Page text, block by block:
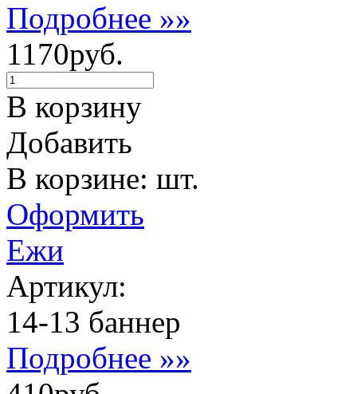
Подробнее »»
1170руб.
В корзину
Добавить
В корзине: шт.
Оформить
Ежи
Артикул:
14-13 баннер
Подробнее »»